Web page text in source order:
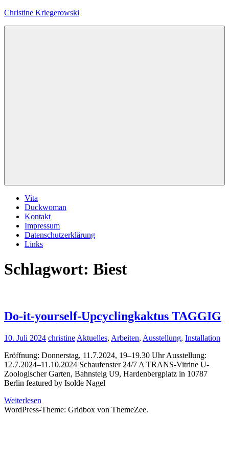
Zum
Christine Kriegerowski
Vita
Duckwoman
Kontakt
Impressum
Datenschutzerklärung
Links
Schlagwort: Biest
Do-it-yourself-Upcyclingkaktus TAGGIG
10. Juli 2024 christine Aktuelles, Arbeiten, Ausstellung, Installation
Eröffnung: Donnerstag, 11.7.2024, 19–19.30 Uhr Ausstellung:
12.7.2024–11.10.2024 Schaufenster 24/7 A TRANS-Vitrine U-
Zoologischer Garten, Bahnsteig U9, Hardenbergplatz in 10787
Berlin featured by Isolde Nagel
Weiterlesen
WordPress-Theme: Gridbox von ThemeZee.